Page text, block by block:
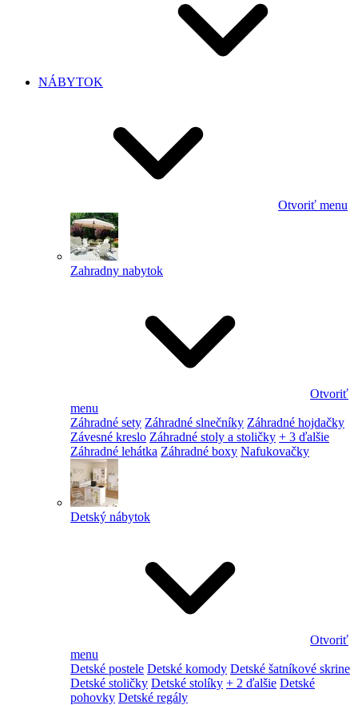
NÁBYTOK
Otvoriť menu
Zahradny nabytok
Otvoriť
menu
Záhradné sety Záhradné slnečníky Záhradné hojdačky
Závesné kreslo Záhradné stoly a stoličky + 3 ďalšie
Záhradné lehátka Záhradné boxy Nafukovačky
Detský nábytok
Otvoriť
menu
Detské postele Detské komody Detské šatníkové skrine
Detské stoličky Detské stolíky + 2 ďalšie Detské
pohovky Detské regály